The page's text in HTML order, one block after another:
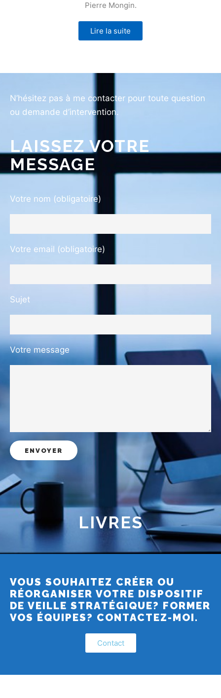
Pierre Mongin.
Lire la suite
N’hésitez pas à me contacter pour toute question
ou demande d’intervention.
LAISSEZ VOTRE
MESSAGE
Votre nom (obligatoire)
Votre email (obligatoire)
Sujet
Votre message
LIVRES
VOUS SOUHAITEZ CRÉER OU
RÉORGANISER VOTRE DISPOSITIF
DE VEILLE STRATÉGIQUE? FORMER
VOS ÉQUIPES? CONTACTEZ-MOI.
Contact